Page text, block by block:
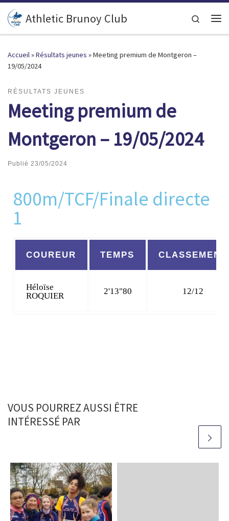
Passer au contenu
Athletic Brunoy Club Search
Accueil»Résultats jeunes »Meeting premium de Montgeron –
19/05/2024
RÉSULTATS JEUNES
Meeting premium de
Montgeron – 19/05/2024
Publié 23/05/2024
800m/TCF/Finale directe
1
COUREUR TEMPS CLASSEMENT
Héloïse
ROQUIER
2'13"80 12/12
VOUS POURREZ AUSSI ÊTRE
INTÉRESSÉ PAR